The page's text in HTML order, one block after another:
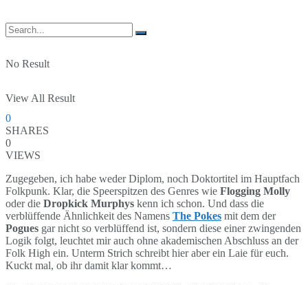
No Result
View All Result
0
SHARES
0
VIEWS
Zugegeben, ich habe weder Diplom, noch Doktortitel im Hauptfach
Folkpunk. Klar, die Speerspitzen des Genres wie Flogging Molly
oder die Dropkick Murphys kenn ich schon. Und dass die
verblüffende Ähnlichkeit des Namens The Pokes mit dem der
Pogues gar nicht so verblüffend ist, sondern diese einer zwingenden
Logik folgt, leuchtet mir auch ohne akademischen Abschluss an der
Folk High ein. Unterm Strich schreibt hier aber ein Laie für euch.
Kuckt mal, ob ihr damit klar kommt…